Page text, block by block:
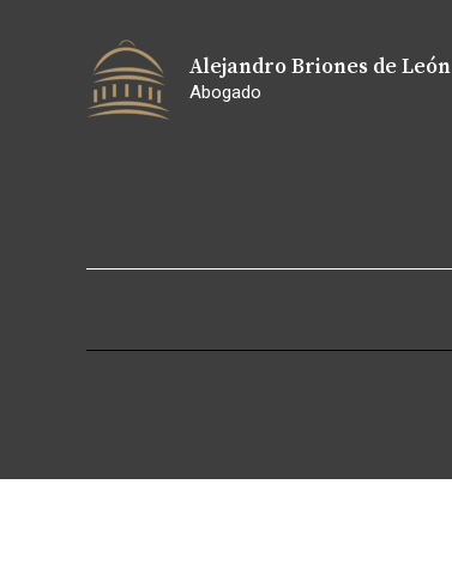
Alejandro Briones de León
Abogado